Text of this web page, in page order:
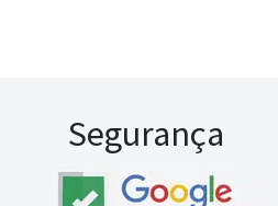
Segurança